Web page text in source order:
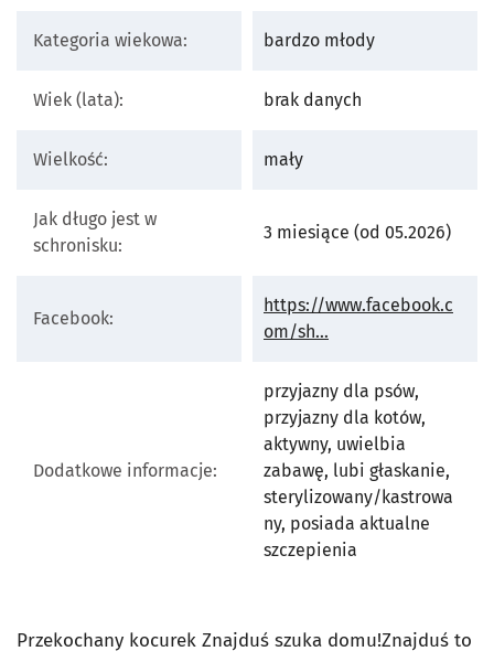
Kategoria wiekowa: bardzo młody
Wiek (lata): brak danych
Wielkość: mały
Jak długo jest w
schronisku:
3 miesiące (od 05.2026)
Facebook:
https://www.facebook.c
om/sh...
Dodatkowe informacje:
przyjazny dla psów,
przyjazny dla kotów,
aktywny, uwielbia
zabawę, lubi głaskanie,
sterylizowany/kastrowa
ny, posiada aktualne
szczepienia
Przekochany kocurek Znajduś szuka domu!Znajduś to